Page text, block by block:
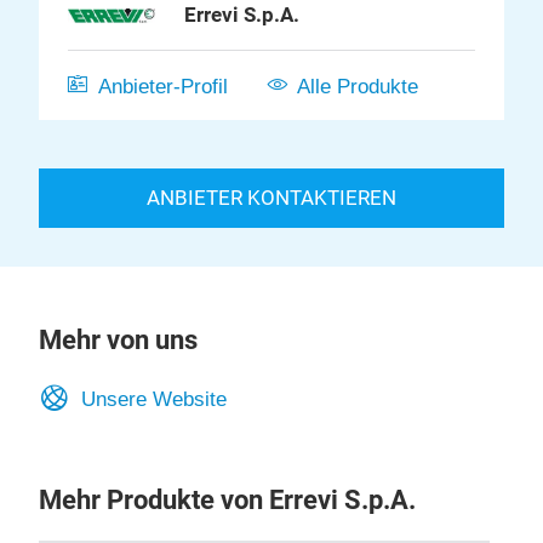
Errevi S.p.A.
Anbieter-Profil Alle Produkte
ANBIETER KONTAKTIEREN
Mehr von uns
Unsere Website
Mehr Produkte von Errevi S.p.A.